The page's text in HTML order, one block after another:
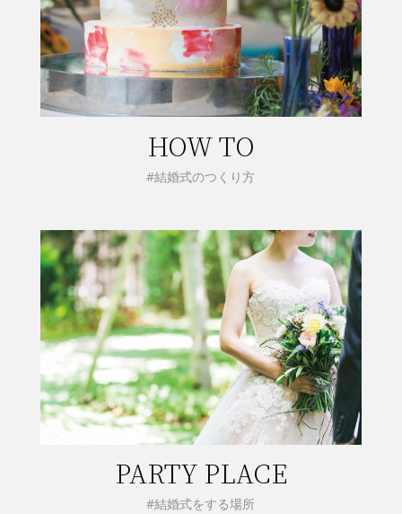
HOW TO
#結婚式のつくり方
PARTY PLACE
#結婚式をする場所